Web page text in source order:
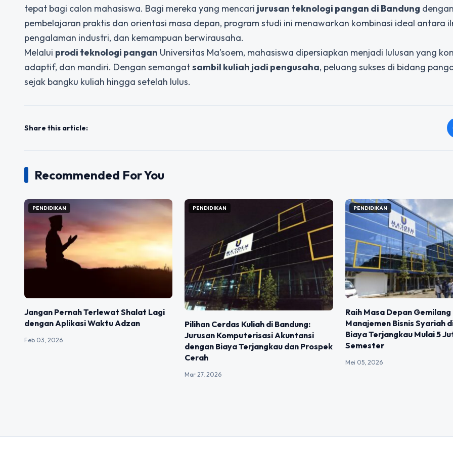
tepat bagi calon mahasiswa. Bagi mereka yang mencari jurusan teknologi pangan di Bandung dengan
pembelajaran praktis dan orientasi masa depan, program studi ini menawarkan kombinasi ideal antara
pengalaman industri, dan kemampuan berwirausaha.
Melalui prodi teknologi pangan Universitas Ma’soem, mahasiswa dipersiapkan menjadi lulusan yang
adaptif, dan mandiri. Dengan semangatsambil kuliah jadi pengusaha, peluang sukses di bidang
sejak bangku kuliah hingga setelah lulus.
Share this article:
Recommended For You
PENDIDIKAN
Jangan Pernah Terlewat Shalat Lagi
dengan Aplikasi Waktu Adzan
Feb 03, 2026
PENDIDIKAN
Pilihan Cerdas Kuliah di Bandung:
Jurusan Komputerisasi Akuntansi
dengan Biaya Terjangkau dan Prospek
Cerah
Mar 27, 2026
PENDIDIKAN
Raih Masa Depan
Manajemen Bisnis Syariah
Biaya Terjangkau Mulai 5
Semester
Mei 05, 2026